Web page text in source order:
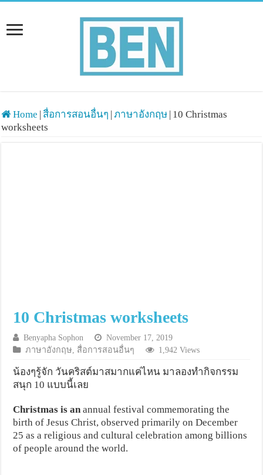
Home | สื่อการสอนอื่นๆ |ภาษาอังกฤษ | 10 Christmas
worksheets
10 Christmas worksheets
Benyapha Sophon
November 17, 2019
ภาษาอังกฤษ
สื่อการสอนอื่นๆ 1,942 Views
น้องๆรู้จัก วันคริสต์มาสมากแค่ไหน มาลองทำกิจกรรม
สนุก 10 แบบนี้เลย
Christmas is an annual festival commemorating the
birth of Jesus Christ, observed primarily on December
25 as a religious and cultural celebration among billions
of people around the world.